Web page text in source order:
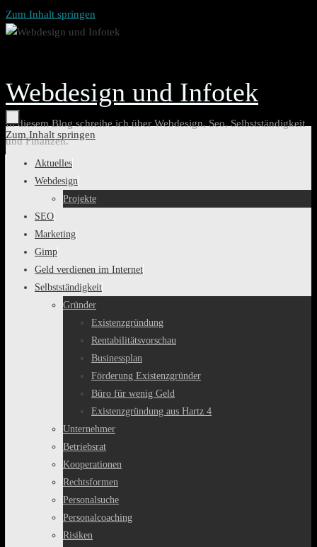
Zum Inhalt springen
Webdesign und Infotek
In diesem Blog schreibe ich über Webdesign, Seo, Selbstständigkeit
und Finanzen.
Zum Inhalt springen
Aktuelles
Webdesign
Projekte
SEO
Marketing
Gimp
Geld verdienen im Internet
Selbstständigkeit
Gründer
Existenzgründung
Rentabilitätsvorschau
Businessplan
Förderung Existenzgründer
Büro für wenig Geld
Existenzgründung aus Hartz 4
Unternehmer
Betriebsrat
Kooperationen
Rechtsformen
Personalsuche
Personalcoaching
Risiken